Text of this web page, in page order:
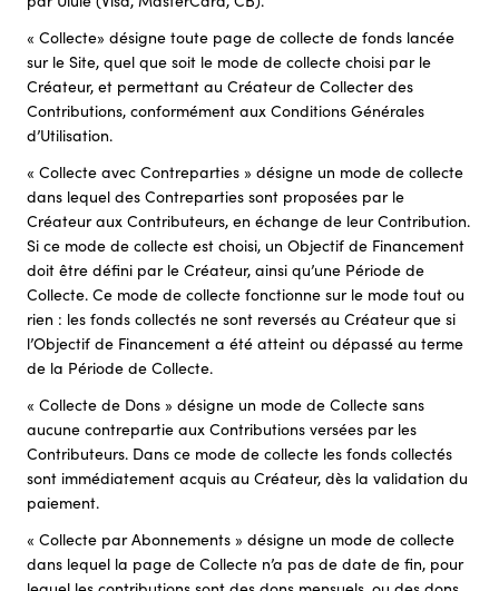
« Collecte» désigne toute page de collecte de fonds lancée
sur le Site, quel que soit le mode de collecte choisi par le
Créateur, et permettant au Créateur de Collecter des
Contributions, conformément aux Conditions Générales
d’Utilisation.
« Collecte avec Contreparties » désigne un mode de collecte
dans lequel des Contreparties sont proposées par le
Créateur aux Contributeurs, en échange de leur Contribution.
Si ce mode de collecte est choisi, un Objectif de Financement
doit être défini par le Créateur, ainsi qu’une Période de
Collecte. Ce mode de collecte fonctionne sur le mode tout ou
rien : les fonds collectés ne sont reversés au Créateur que si
l’Objectif de Financement a été atteint ou dépassé au terme
de la Période de Collecte.
« Collecte de Dons » désigne un mode de Collecte sans
aucune contrepartie aux Contributions versées par les
Contributeurs. Dans ce mode de collecte les fonds collectés
sont immédiatement acquis au Créateur, dès la validation du
paiement.
« Collecte par Abonnements » désigne un mode de collecte
dans lequel la page de Collecte n’a pas de date de fin, pour